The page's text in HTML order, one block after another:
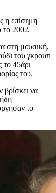
η επίσημη
το 2002.
στη μουσική,
του γκρουπ
το 45άρι
του.
βρίσκει να
το